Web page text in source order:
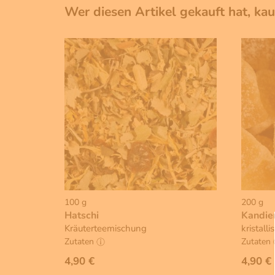
Wer diesen Artikel gekauft hat,
100 g
Hatschi
Kräuterteemischung
Zutaten
4,90 €
200 g
Zutaten
4,90 €